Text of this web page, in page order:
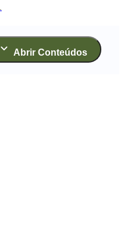
Abrir Conteúdos